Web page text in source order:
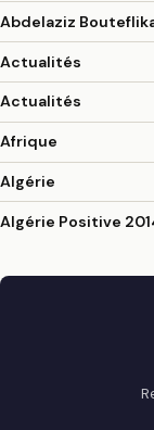
Abdelaziz
Actualités
Actualités
Afrique
Algérie
Algérie Positive